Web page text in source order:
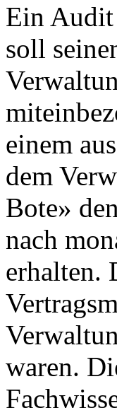
Ein
soll
einem
dem
Bote»
nach
erhalten.
waren.